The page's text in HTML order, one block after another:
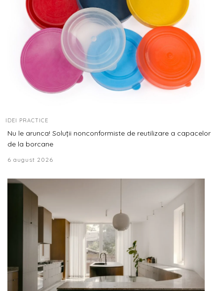
IDEI PRACTICE
Nu le arunca! Soluții nonconformiste de reutilizare a capacelor
de la borcane
6 august 2026